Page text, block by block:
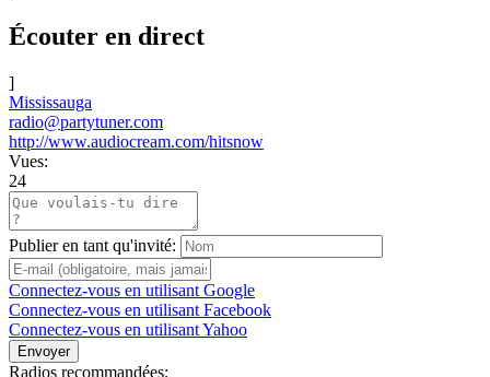
Écouter en direct
]
Mississauga
radio@partytuner.com
http://www.audiocream.com/hitsnow
Vues:
24
Publier en tant qu'invité:
Connectez-vous en utilisant Google
Connectez-vous en utilisant Facebook
Connectez-vous en utilisant Yahoo
Envoyer
Radios recommandées: